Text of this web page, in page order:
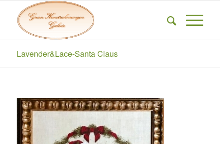
Lavender&Lace-Santa Claus